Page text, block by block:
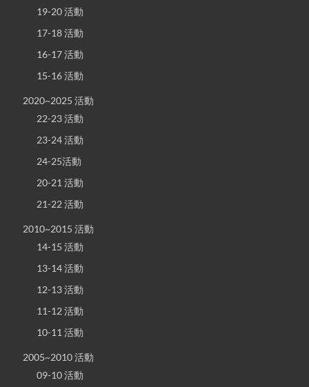
19-20 活動
17-18 活動
16-17 活動
15-16 活動
2020~2025 活動
22-23 活動
23-24 活動
24-25活動
20-21 活動
21-22 活動
2010~2015 活動
14-15 活動
13-14 活動
12-13 活動
11-12 活動
10-11 活動
2005~2010 活動
09-10 活動